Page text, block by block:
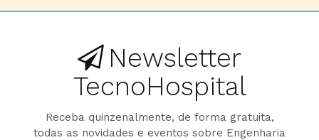
Newsletter
TecnoHospital
Receba quinzenalmente, de forma gratuita,
todas as novidades e eventos sobre Engenharia